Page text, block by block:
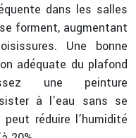
dans les salles
forment, augmentant
Une bonne
adéquate du plafond
une peinture
à l’eau sans se
réduire l’humidité